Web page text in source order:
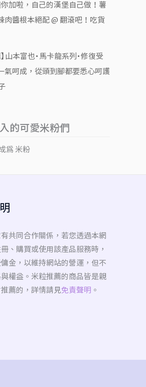
你加啦，自己的漢堡自己做！薯
肉醬根本絕配 @ 翻滾吧！吃貨
山本富也・馬卡龍系列・修復受
氣呵成，從頭到腳都要悉心呵護
的可愛米粉們
為 米粉
共同合作關係，若您透過本網
、購買或使用該產品服務時，
金，以維持網站的營運，但不
權益。米粒推薦的商品皆是親
薦的，詳情請見 免責聲明 。